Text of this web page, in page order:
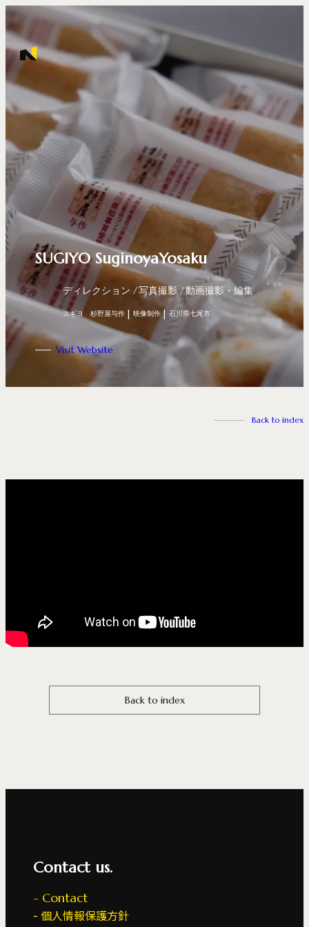
SUGIYO SuginoyaYosaku
ディレクション 写真撮影 動画撮影・編集
スギヨ 杉野屋与作 映像制作 石川県七尾市
Visit Website
Back to index
Back to index
Contact us.
Contact
個人情報保護方針